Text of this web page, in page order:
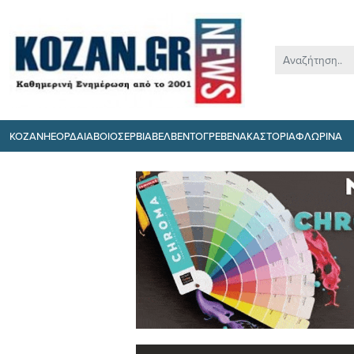
ΚΟΖΑΝΗΕΟΡΔΑΙΑΒΟΙΟΣΕΡΒΙΑΒΕΛΒΕΝΤΟΓΡΕΒΕΝΑΚΑΣΤΟΡΙΑΦΛΩΡΙΝΑ